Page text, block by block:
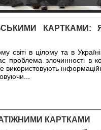
світі в цілому та в
проблема злочинності в
використовують
КАРТКАМИ